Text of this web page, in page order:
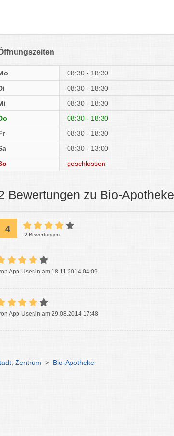
08:30 - 18:30
08:30 - 18:30
08:30 - 18:30
08:30 - 18:30
08:30 - 18:30
08:30 - 13:00
geschlossen
Bewertungen zu Bio-Apotheke
4
2 Bewertungen
App-User/in am 18.11.2014 04:09
App-User/in am 29.08.2014 17:48
Zentrum > Bio-Apotheke